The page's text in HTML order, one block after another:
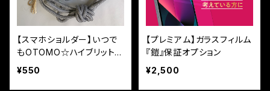
【スマホショルダー】いつで
もOTOMO☆ハイブリットク
リアケースのみ
¥550
【プレミアム】ガラスフィルム
『鎧』保証オプション
¥2,500